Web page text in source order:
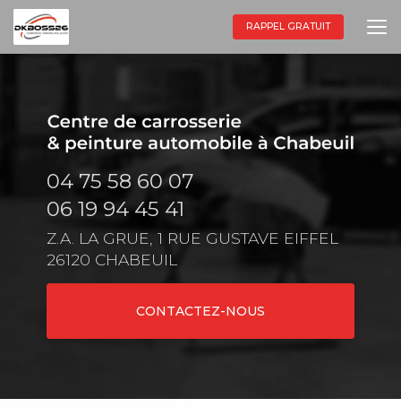
Aller
au
contenu
principal
RAPPEL GRATUIT
04 75 58 60 07
06 19 94 45 41
Z.A. LA GRUE, 1 RUE GUSTAVE EIFFEL
26120 CHABEUIL
CONTACTEZ-NOUS